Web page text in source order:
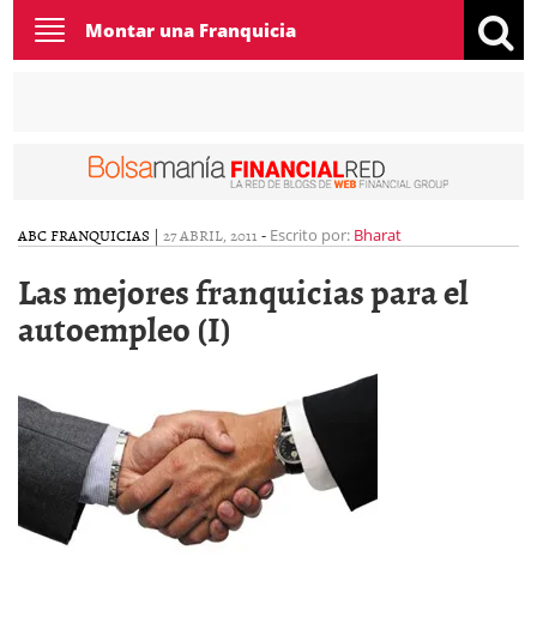
Toggle
navigation
Montar una Franquicia
ABC FRANQUICIAS | 27 ABRIL, 2011 - Escrito por: Bharat
Las mejores franquicias para el
autoempleo (I)